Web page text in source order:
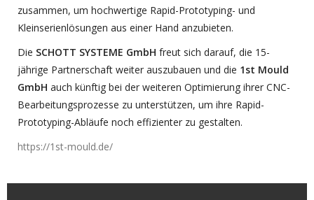
zusammen, um hochwertige Rapid-Prototyping- und
Kleinserienlösungen aus einer Hand anzubieten.
Die SCHOTT SYSTEME GmbH freut sich darauf, die 15-
jährige Partnerschaft weiter auszubauen und die 1st Mould
GmbH auch künftig bei der weiteren Optimierung ihrer CNC-
Bearbeitungsprozesse zu unterstützen, um ihre Rapid-
Prototyping-Abläufe noch effizienter zu gestalten.
https://1st-mould.de/